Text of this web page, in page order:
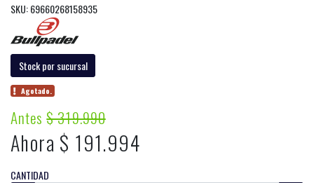
SKU: 69660268158935
Stock por sucursal
Agotado.
Antes$ 319.990
Ahora $ 191.994
CANTIDAD